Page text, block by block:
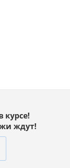
курсе!
ждут!